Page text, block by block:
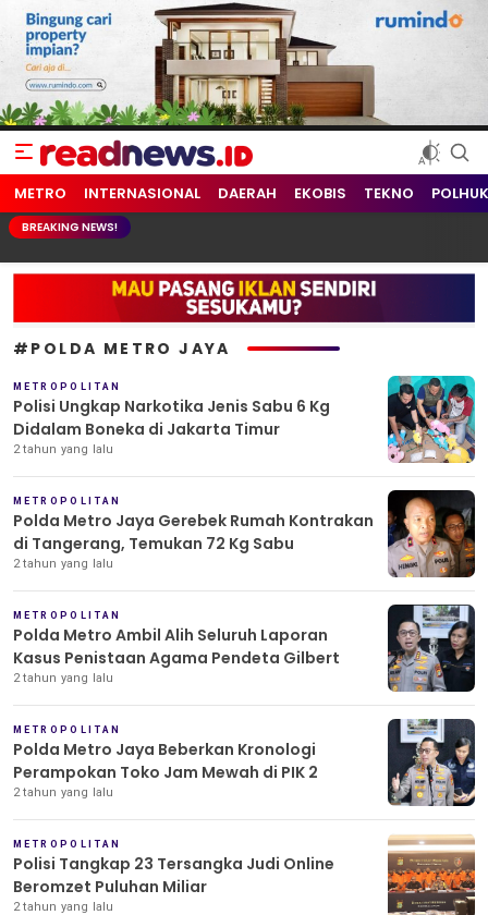
readnews.id
Berita Terkini, Update Terbaru Hari ini dari Indonesia dan Dunia
METRO INTERNASIONAL DAERAH EKOBIS TEKNO
BREAKING NEWS!
#POLDA METRO JAYA
METROPOLITAN
Polisi Ungkap Narkotika Jenis Sabu 6 Kg
Didalam Boneka di Jakarta Timur
2 tahun yang lalu
METROPOLITAN
Polda Metro Jaya Gerebek Rumah Kontrakan
di Tangerang, Temukan 72 Kg Sabu
2 tahun yang lalu
METROPOLITAN
Polda Metro Ambil Alih Seluruh Laporan
Kasus Penistaan Agama Pendeta Gilbert
2 tahun yang lalu
METROPOLITAN
Polda Metro Jaya Beberkan Kronologi
Perampokan Toko Jam Mewah di PIK 2
2 tahun yang lalu
METROPOLITAN
Polisi Tangkap 23 Tersangka Judi Online
Beromzet Puluhan Miliar
2 tahun yang lalu